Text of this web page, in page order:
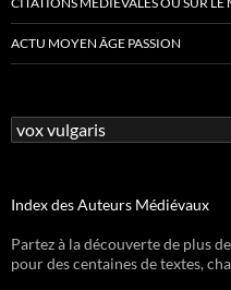
ACTU MOYEN ÂGE PASSION
Rechercher :
Index des Auteurs Médiévaux
Partez à la découverte de plus
pour des centaines de textes,